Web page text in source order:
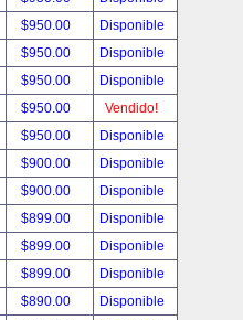
$950.00
Disponible
$950.00
Disponible
$950.00
Disponible
$950.00
Vendido!
$950.00
Disponible
$900.00
Disponible
$900.00
Disponible
$899.00
Disponible
$899.00
Disponible
$899.00
Disponible
$890.00
Disponible